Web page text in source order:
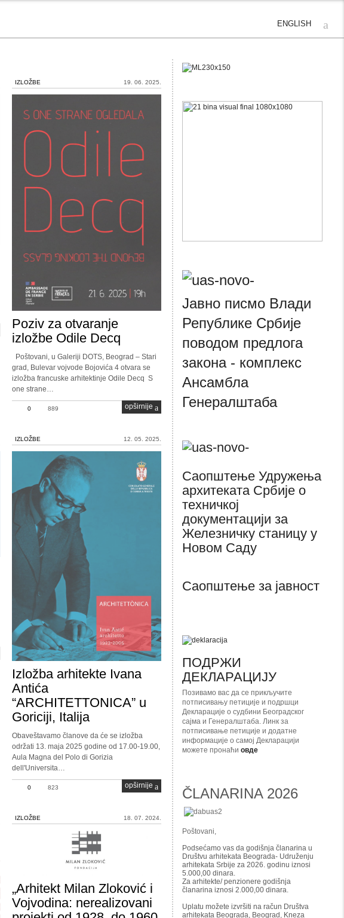
ENGLISH
IZLOŽBE 19. 06. 2025.
Poziv za otvaranje
izložbe Odile Decq
Poštovani, u Galeriji DOTS, Beograd – Stari
grad, Bulevar vojvode Bojovića 4 otvara se
izložba francuske arhitektinje Odile Decq S
one strane…
0 889 opširnije
IZLOŽBE 12. 05. 2025.
Izložba arhitekte Ivana
Antića
“ARCHITETTONICA” u
Goriciji, Italija
Obaveštavamo članove da će se izložba
održati 13. maja 2025 godine od 17.00-19.00,
Aula Magna del Polo di Gorizia
dell'Universita…
0 823 opširnije
IZLOŽBE 18. 07. 2024.
„Arhitekt Milan Zloković i
Vojvodina: nerealizovani
Јавно писмо Влади
Републике Србије
поводом предлога
закона - комплекс
Ансамбла
Генералштаба
Саопштење Удружења
архитеката Србије о
техничкој
документацији за
Железничку станицу у
Новом Саду
Саопштење за јавност
ПОДРЖИ
ДЕКЛАРАЦИЈУ
Позивамо вас да се прикључите
потписивању петиције и подршци
Декларације о судбини Београдског
сајма и Генералштаба. Линк за
потписивање петиције и додатне
информације о самој Декларацији
можете пронаћиовде
ČLANARINA 2026
Poštovani,
Podsećamo vas da godišnja članarina u
Društvu arhitekata Beograda- Udruženju
arhitekata Srbije za 2026. godinu iznosi
5.000,00 dinara.
Za arhitekte/ penzionere godišnja
članarina iznosi 2.000,00 dinara.
Uplatu možete izvršiti na račun Društva
arhitekata Beograda, Beograd, Kneza